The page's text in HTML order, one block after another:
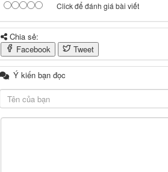
Click để đánh giá bài viết
Chia sẻ:
Facebook
Tweet
Ý kiến bạn đọc